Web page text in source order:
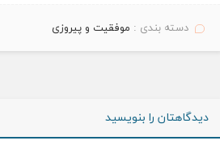
دسته بندی : موفقیت و پیروزی
دیدگاهتان را بنویسید